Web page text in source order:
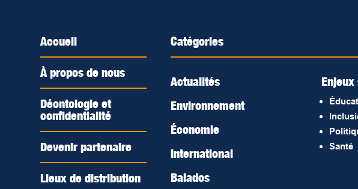
Accueil
À propos de nous
Déontologie et
confidentialité
Devenir partenaire
Lieux de distribution
Catégories
Actualités
Environnement
Économie
International
Balados
Santé